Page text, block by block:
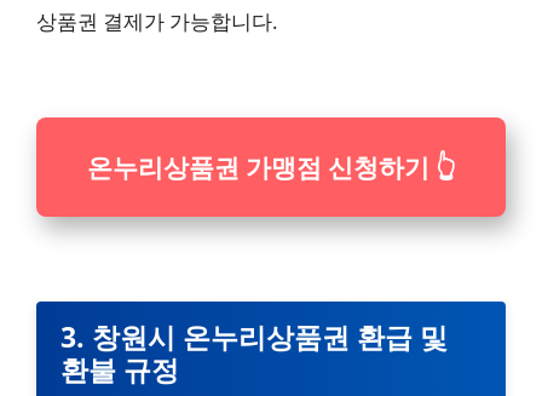
상품권 결제가 가능합니다.
온누리상품권 가맹점 신청하기 👆
3. 창원시 온누리상품권 환급 및
환불 규정